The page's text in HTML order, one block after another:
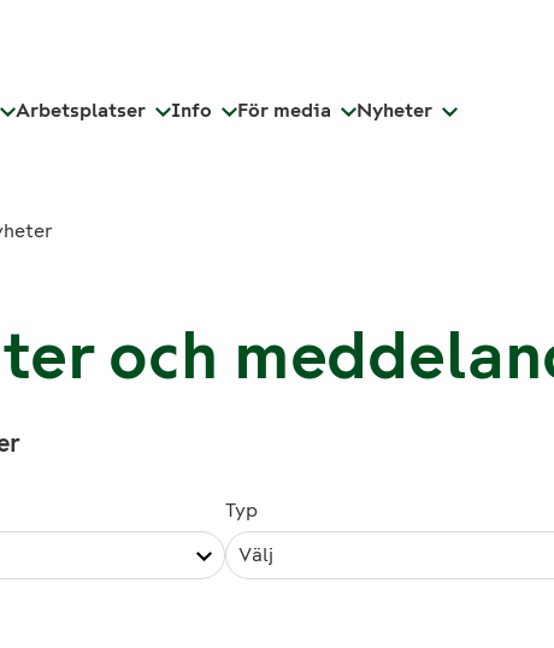
Arbetsplatser Info För media Nyheter
och
Typ
Välj